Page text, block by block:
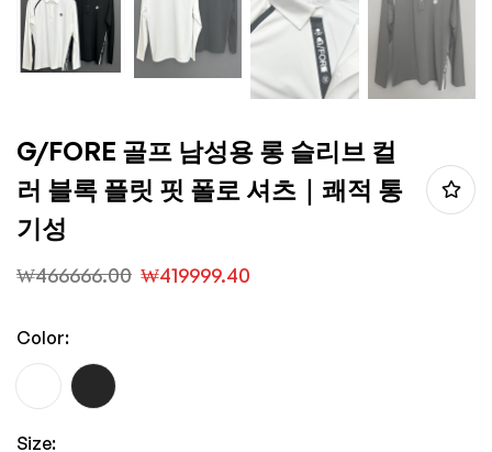
G/FORE 골프 남성용 롱 슬리브 컬
러 블록 플릿 핏 폴로 셔츠｜쾌적 통
기성
₩466666.00 ₩419999.40
Color:
Size: